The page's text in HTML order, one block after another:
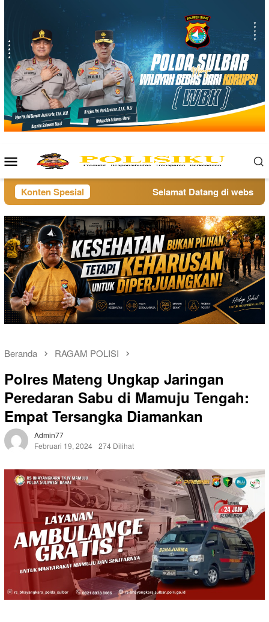
Menu
Mobile
Konten Spesial Selamat Datang di website
Beranda RAGAM POLISI
Polres Mateng Ungkap Jaringan
Peredaran Sabu di Mamuju Tengah:
Empat Tersangka Diamankan
Admin77
Februari 19, 2024 274 Dilihat